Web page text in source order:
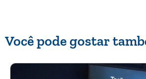
Você pode gostar